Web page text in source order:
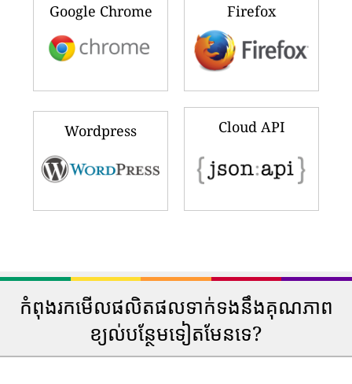
Google Chrome Firefox
Wordpress Cloud API
កំពុងរកមើលផលិតផលទាក់ទងនឹងគុណភាព
ខ្យល់បន្ថែមទៀតមែនទេ?